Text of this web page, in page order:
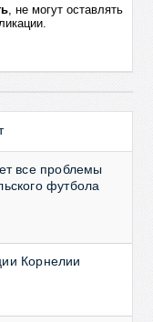
, не могут оставлять
все проблемы
футбола
Корнелии